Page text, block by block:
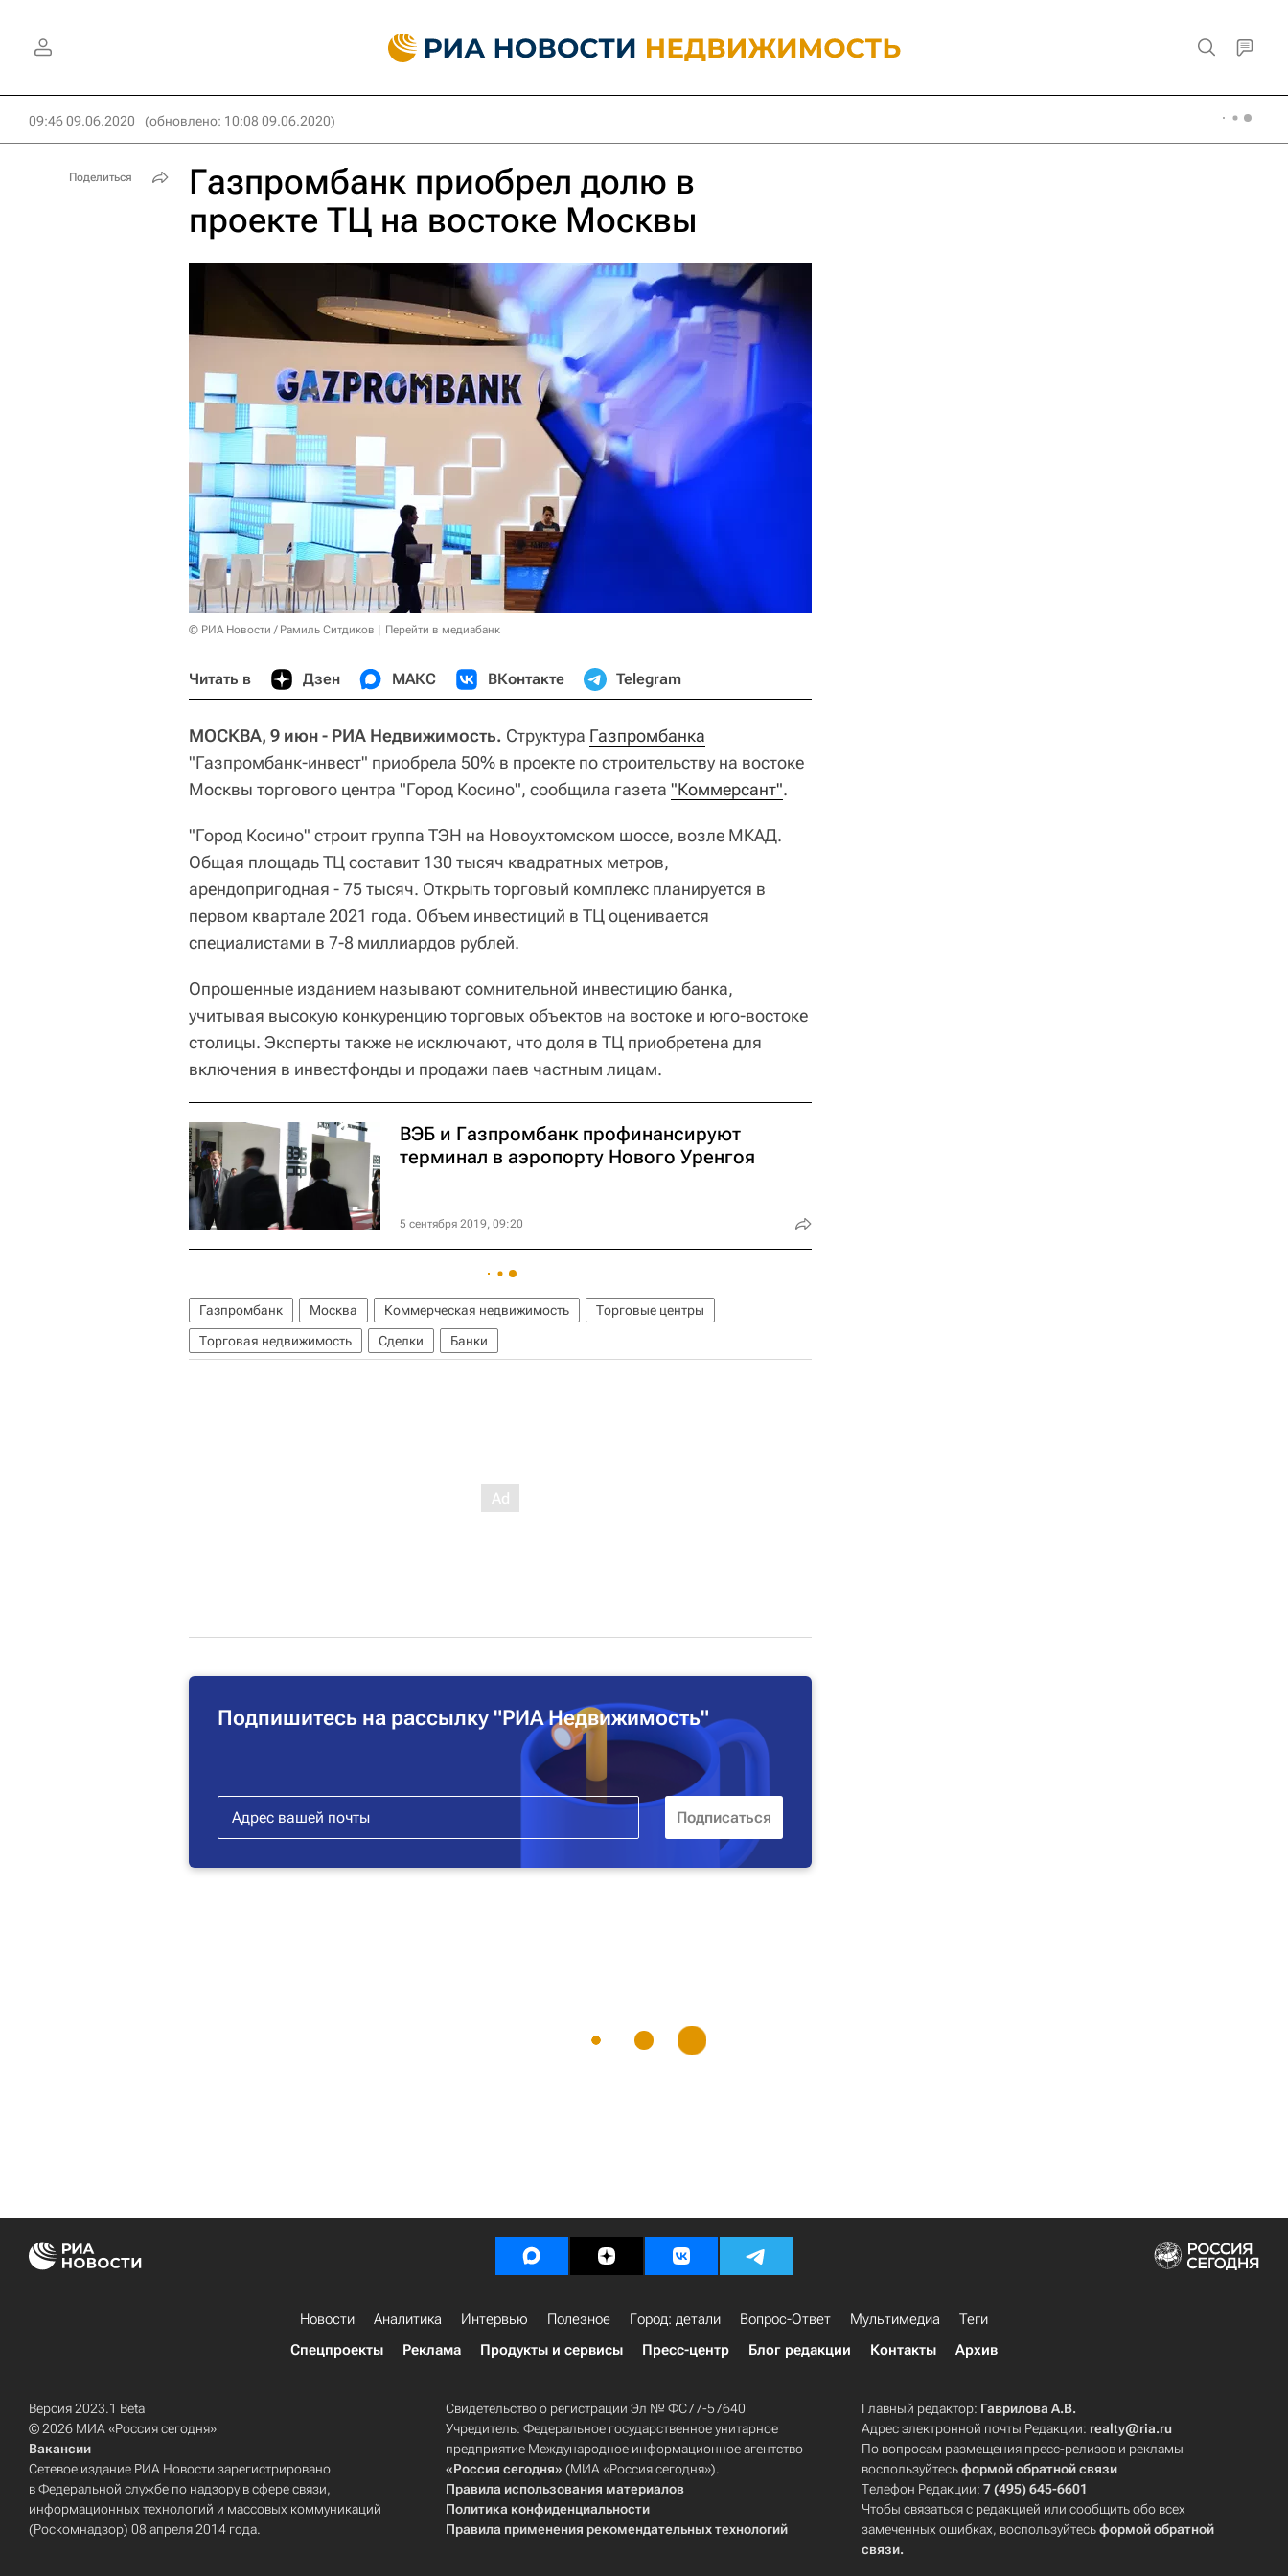
09:46 09.06.2020 (обновлено: 10:08 09.06.2020)
Газпромбанк приобрел долю в
проекте ТЦ на востоке Москвы
© РИА Новости / Рамиль Ситдиков Перейти в медиабанк
Читать в Дзен МАКС ВКонтакте Telegram
МОСКВА, 9 июн - РИА Недвижимость. Структура Газпромбанка
"Газпромбанк-инвест" приобрела 50% в проекте по строительству на востоке
Москвы торгового центра "Город Косино", сообщила газета "Коммерсант".
"Город Косино" строит группа ТЭН на Новоухтомском шоссе, возле МКАД.
Общая площадь ТЦ составит 130 тысяч квадратных метров,
арендопригодная - 75 тысяч. Открыть торговый комплекс планируется в
первом квартале 2021 года. Объем инвестиций в ТЦ оценивается
специалистами в 7-8 миллиардов рублей.
Опрошенные изданием называют сомнительной инвестицию банка,
учитывая высокую конкуренцию торговых объектов на востоке и юго-востоке
столицы. Эксперты также не исключают, что доля в ТЦ приобретена для
включения в инвестфонды и продажи паев частным лицам.
ВЭБ и Газпромбанк профинансируют
терминал в аэропорту Нового Уренгоя
5 сентября 2019, 09:20
Газпромбанк Москва Коммерческая недвижимость
Торговые центры
Торговая недвижимость
Сделки Банки
Подпишитесь на рассылку "РИА Недвижимость"
Поделиться
Новости Аналитика Интервью Полезное Город: детали Вопрос-Ответ Мультимедиа
Теги
Спецпроекты
Реклама Продукты и сервисы Пресс-центр Блог редакции Контакты Архив
Версия 2023.1 Beta
© 2026 МИА «Россия сегодня»
Вакансии
Сетевое издание РИА Новости зарегистрировано
в Федеральной службе по надзору в сфере связи,
информационных технологий и массовых коммуникаций
(Роскомнадзор) 08 апреля 2014 года.
Свидетельство о регистрации Эл № ФС77-57640
Учредитель: Федеральное государственное унитарное
предприятие Международное информационное агентство
«Россия сегодня» (МИА «Россия сегодня»).
Правила использования материалов
Политика конфиденциальности
Правила применения рекомендательных технологий
Главный редактор: Гаврилова А.В.
Адрес электронной почты Редакции: realty@ria.ru
По вопросам размещения пресс-релизов и рекламы
воспользуйтесьформой обратной связи
Телефон Редакции:7 (495) 645-6601
Чтобы связаться с редакцией или сообщить обо всех
замеченных ошибках, воспользуйтесьформой обратной
связи.